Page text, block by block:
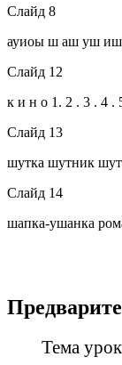
Слайд 8
ауиоы ш аш уш
Слайд 12
к и н о 1. 2 . 3 . 4 .
Слайд 13
шутка шутник шут
Слайд 14
шапка-ушанка
Тема